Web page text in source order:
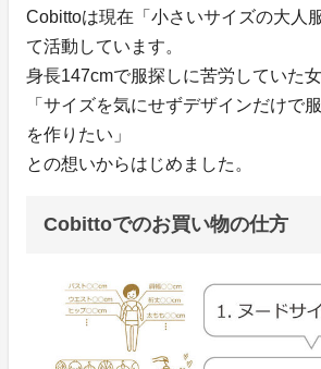
Cobittoは現在「小さいサイズの大人
て活動しています。
身長147cmで服探しに苦労していた
「サイズを気にせずデザインだけで
を作りたい」
との想いからはじめました。
Cobittoでのお買い物の仕方